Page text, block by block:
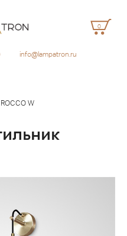
0
info@lampatron.ru
W